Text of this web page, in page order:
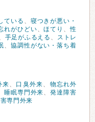
ている 、 寝つきが悪い・
れがひどい、ほてり 、性
手足がふるえる 、 ストレ
、 協調性がない・落ち着
来、 口臭外来、 物忘れ外
睡眠専門外来、発達障害
専門外来